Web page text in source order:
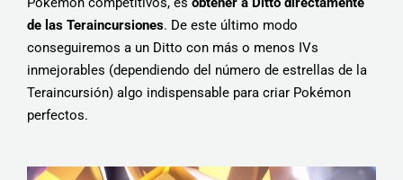
de las Teraincursiones. De este último modo
conseguiremos a un Ditto con más o menos IVs
inmejorables (dependiendo del número de estrellas de la
Teraincursión) algo indispensable para criar Pokémon
perfectos.